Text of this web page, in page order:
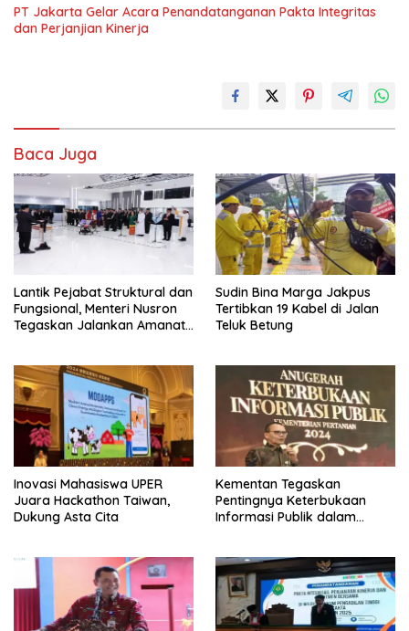
PT Jakarta Gelar Acara Penandatanganan Pakta Integritas
dan Perjanjian Kinerja
Baca Juga
Lantik Pejabat Struktural dan
Fungsional, Menteri Nusron
Tegaskan Jalankan Amanat
Sudin Bina Marga Jakpus
Tertibkan 19 Kabel di Jalan
Teluk Betung
Inovasi Mahasiswa UPER
Juara Hackathon Taiwan,
Dukung Asta Cita
Kementan Tegaskan
Pentingnya Keterbukaan
Informasi Publik dalam